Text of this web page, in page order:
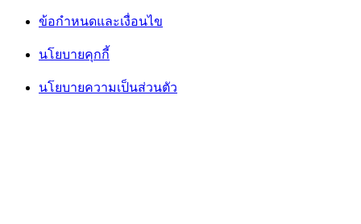
ข้อกำหนดและเงื่อนไข
นโยบายคุกกี้
นโยบายความเป็นส่วนตัว